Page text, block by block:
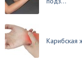
Карибская